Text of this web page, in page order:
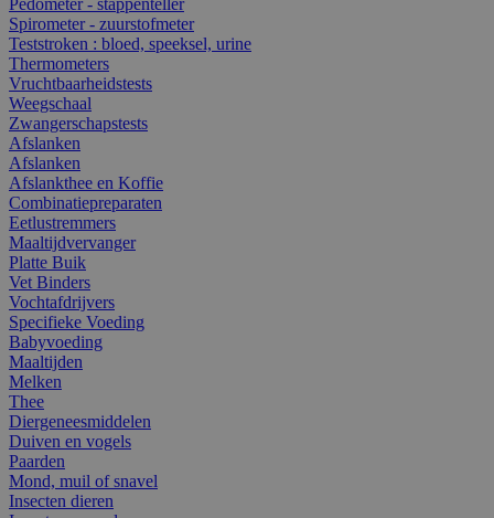
Spirometer - zuurstofmeter
Teststroken : bloed, speeksel, urine
Thermometers
Vruchtbaarheidstests
Weegschaal
Zwangerschapstests
Afslanken
Afslanken
Afslankthee en Koffie
Combinatiepreparaten
Eetlustremmers
Maaltijdvervanger
Platte Buik
Vet Binders
Vochtafdrijvers
Specifieke Voeding
Babyvoeding
Maaltijden
Melken
Thee
Diergeneesmiddelen
Duiven en vogels
Paarden
Mond, muil of snavel
Insecten dieren